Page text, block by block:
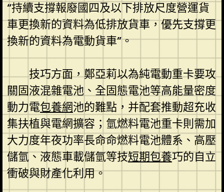
“持續支撐報廢國四及以下排放尺度營運貨
車更換新的資料為低排放貨車，優先支撐更
換新的資料為電動貨車”。
技巧方面，鄭亞莉以為純電動重卡要攻
關固液混雜電池、全固態電池等高能量密度
動力電包養網池的難點，并配套推動超充收
集扶植與電網擴容；氫燃料電池重卡則需加
大力度年夜功率長命命燃料電池體系、高壓
儲氫、液態車載儲氫等技短期包養巧的自立
衝破與財產化利用。